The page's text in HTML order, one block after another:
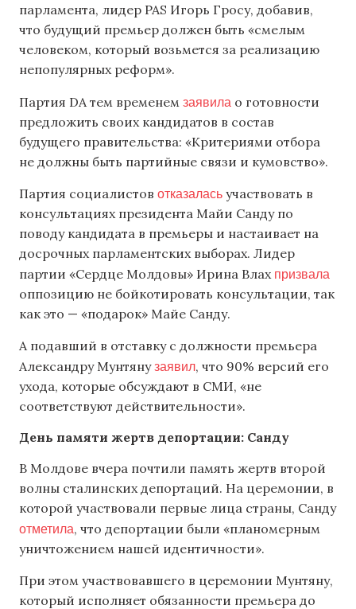
парламента, лидер PAS Игорь Гросу, добавив,
что будущий премьер должен быть «смелым
человеком, который возьмется за реализацию
непопулярных реформ».
Партия DA тем временем заявила о готовности
предложить своих кандидатов в состав
будущего правительства: «Критериями отбора
не должны быть партийные связи и кумовство».
Партия социалистов отказалась участвовать в
консультациях президента Майи Санду по
поводу кандидата в премьеры и настаивает на
досрочных парламентских выборах. Лидер
партии «Сердце Молдовы» Ирина Влах призвала
оппозицию не бойкотировать консультации, так
как это — «подарок» Майе Санду.
А подавший в отставку с должности премьера
Александру Мунтянузаявил, что 90% версий его
ухода, которые обсуждают в СМИ, «не
соответствуют действительности».
День памяти жертв депортации: Санду
В Молдове вчера почтили память жертв второй
волны сталинских депортаций. На церемонии, в
которой участвовали первые лица страны, Санду
отметила, что депортации были «планомерным
уничтожением нашей идентичности».
При этом участвовавшего в церемонии Мунтяну,
который исполняет обязанности премьера до